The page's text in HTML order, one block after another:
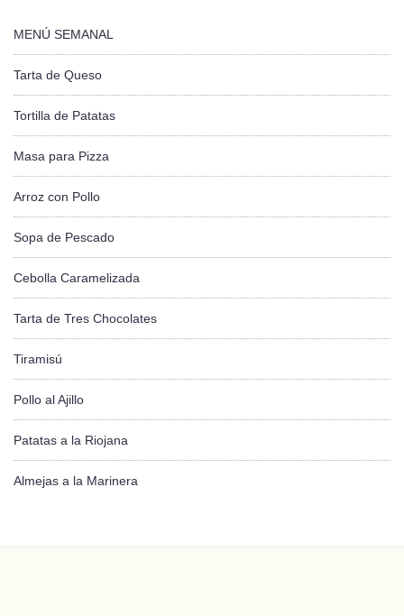
MENÚ SEMANAL
Tarta de Queso
Tortilla de Patatas
Masa para Pizza
Arroz con Pollo
Sopa de Pescado
Cebolla Caramelizada
Tarta de Tres Chocolates
Tiramisú
Pollo al Ajillo
Patatas a la Riojana
Almejas a la Marinera